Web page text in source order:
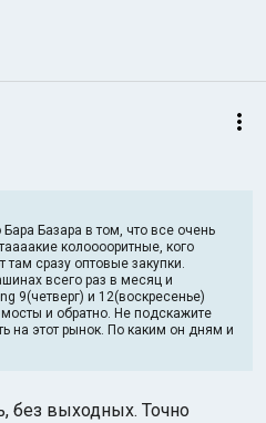
Базара в том, что все очень
колооооритные, кого
там сразу оптовые закупки.
всего раз в месяц и
9(четверг) и 12(воскресенье)
и обратно. Не подскажите
на этот рынок. По каким он дням и
без выходных. Точно